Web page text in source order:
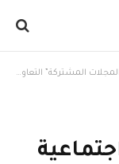
التعاونية الجديدة